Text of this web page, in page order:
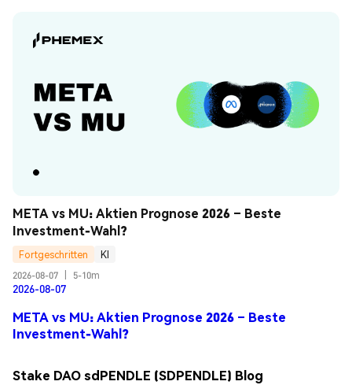
META vs MU: Aktien Prognose 2026 – Beste
Investment-Wahl?
Fortgeschritten
KI
2026-08-07
5-10m
2026-08-07
META vs MU: Aktien Prognose 2026 – Beste
Investment-Wahl?
Stake DAO sdPENDLE (SDPENDLE) Blog